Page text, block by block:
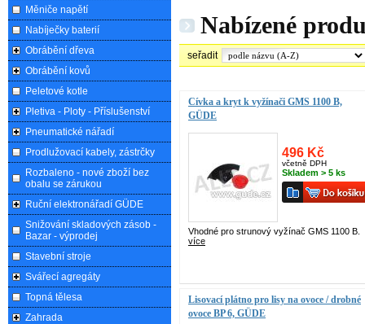
Nabízené
seřadit
Cívka a kryt k vyžínači GMS 1100 B,
GÜDE
496 Kč
včetně DPH
Skladem > 5 ks
Vhodné pro strunový vyžínač GMS 1100 B.
více
Lisovací plátno pro lisy na ovoce / drobné
ovoce BP 6, GÜDE
Měniče napětí
Nabíječky baterií
Obrábění dřeva
Obrábění kovů
Peletové kotle
Pletiva - Ploty - Příslušenství
Pneumatické nářadí
Prodlužovací kabely, zástrčky
Rozbaleno - nové zboží bez
obalu se zárukou
Ruční elektronářadí GÜDE
Snižování skladových zásob -
Bazar - výprodej
Stavební stroje
Svářecí agregáty
Topná tělesa
Zahrada